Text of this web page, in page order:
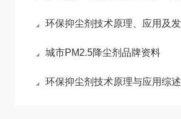
环保抑尘剂技术原理、应用及发展趋势
城市PM2.5降尘剂品牌资料
环保抑尘剂技术原理与应用综述